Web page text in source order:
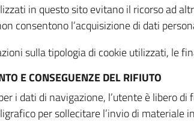
in questo sito evitano il ricorso ad
consentono l’acquisizione di dati
sulla tipologia di cookie utilizzati, le
E CONSEGUENZE DEL RIFIUTO
i dati di navigazione, l’utente è libero
per sollecitare l’invio di materiale